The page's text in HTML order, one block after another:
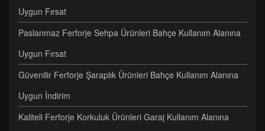
Uygun Fırsat
Paslanmaz Ferforje Sehpa Ürünleri Bahçe Kullanım Alanına
Uygun Fırsat
Güvenilir Ferforje Şaraplık Ürünleri Bahçe Kullanım Alanına
Uygun İndirim
Kaliteli Ferforje Korkuluk Ürünleri Garaj Kullanım Alanına